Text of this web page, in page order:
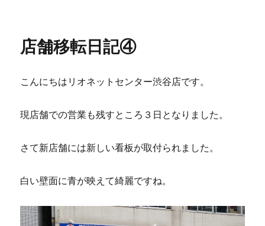
店舗移転日記④
こんにちはリオネットセンター渋谷店です。
現店舗での営業も残すところ３日となりました。
さて新店舗には新しい看板が取付られました。
白い壁面に青が映えて綺麗ですね。